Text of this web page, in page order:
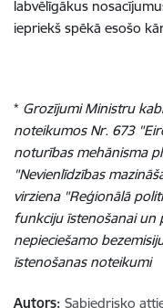
labvēlīgākus
iepriekš spēkā esošo
* Grozījumi Ministru
noteikumos Nr. 673
noturības mehānisma
"Nevienlīdzības
virziena "Reģionālā
funkciju īstenošanai un
nepieciešamo
īstenošanas noteikumi
Autors: Sabiedrisko